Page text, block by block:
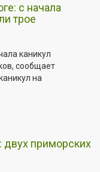
с начала
трое
каникул
сообщает
на
двух приморских